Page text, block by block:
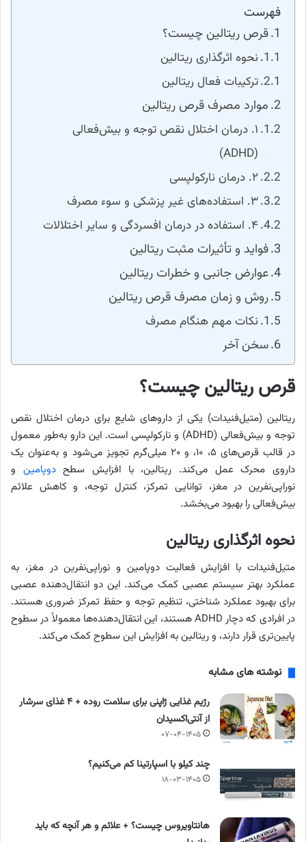
فهرست
قرص ریتالین چیست؟
نحوه اثرگذاری ریتالین
ترکیبات فعال ریتالین
موارد مصرف قرص ریتالین
۱. درمان اختلال نقص توجه و بیش‌فعالی
(ADHD)
۲. درمان نارکولپسی
۳. استفاده‌های غیر پزشکی و سوء مصرف
۴. استفاده در درمان افسردگی و سایر اختلالات
فواید و تأثیرات مثبت ریتالین
عوارض جانبی و خطرات ریتالین
روش و زمان مصرف قرص ریتالین
نکات مهم هنگام مصرف
سخن آخر
قرص ریتالین چیست؟
ریتالین (متیل‌فنیدات) یکی از داروهای شایع برای درمان اختلال نقص
توجه و بیش‌فعالی (ADHD) و نارکولپسی است. این دارو به‌طور معمول
در قالب قرص‌های ۵، ۱۰، و ۲۰ میلی‌گرم تجویز می‌شود و به‌عنوان یک
داروی محرک عمل می‌کند. ریتالین، با افزایش سطحدوپامین و
نوراپی‌نفرین در مغز، توانایی تمرکز، کنترل توجه، و کاهش علائم
بیش‌فعالی را بهبود می‌بخشد.
نحوه اثرگذاری ریتالین
متیل‌فنیدات با افزایش فعالیت دوپامین و نوراپی‌نفرین در مغز، به
عملکرد بهتر سیستم عصبی کمک می‌کند. این دو انتقال‌دهنده عصبی
برای بهبود عملکرد شناختی، تنظیم توجه و حفظ تمرکز ضروری هستند.
در افرادی که دچار ADHD هستند، این انتقال‌دهنده‌ها معمولاً در سطوح
پایین‌تری قرار دارند، و ریتالین به افزایش این سطوح کمک می‌کند.
نوشته های مشابه
رژیم غذایی ژاپنی برای سلامت روده + ۴ غذای سرشار
از آنتی‌اکسیدان
۰۷-۰۴-۱۴۰۵
چند کیلو با اسپارتینا کم می‌کنیم؟
۱۸-۰۳-۱۴۰۵
هانتاویروس چیست؟ + علائم و هر آنچه که باید